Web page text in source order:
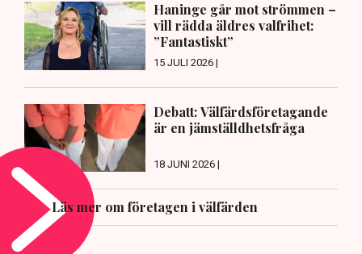
Haninge går mot strömmen –
vill rädda äldres valfrihet:
”Fantastiskt”
15 JULI 2026 |
Debatt: Välfärdsföretagande
är en jämställdhetsfråga
18 JUNI 2026 |
Läs mer om företagen i välfärden